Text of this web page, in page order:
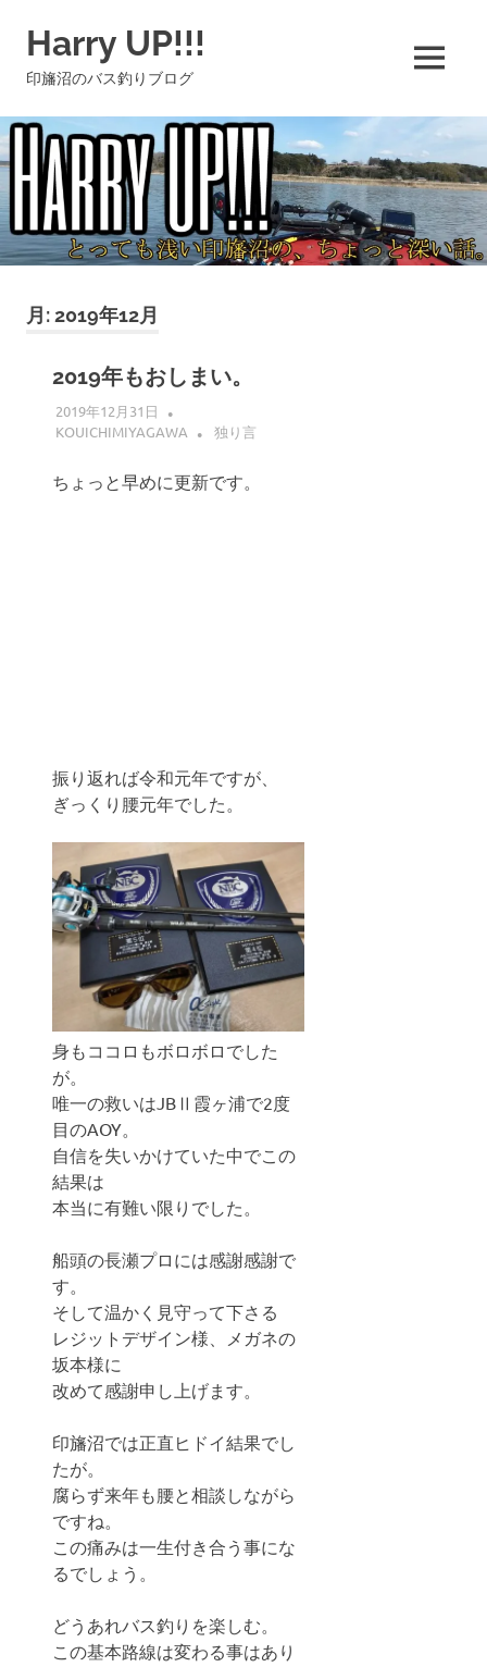
ツ
へ
ス
キ
ッ
プ
Harry UP!!!
印旛沼のバス釣りブログ MENU
月:2019年12月
2019年もおしまい。
2019年12月31日
KOUICHIMIYAGAWA
独り言
ちょっと早めに更新です。
振り返れば令和元年ですが、
ぎっくり腰元年でした。
身もココロもボロボロでした
が。
唯一の救いはJBⅡ霞ヶ浦で2度
目のAOY。
自信を失いかけていた中でこの
結果は
本当に有難い限りでした。
船頭の長瀬プロには感謝感謝で
す。
そして温かく見守って下さる
レジットデザイン様、メガネの
坂本様に
改めて感謝申し上げます。
印旛沼では正直ヒドイ結果でし
たが。
腐らず来年も腰と相談しながら
ですね。
この痛みは一生付き合う事にな
るでしょう。
どうあれバス釣りを楽しむ。
この基本路線は変わる事はあり